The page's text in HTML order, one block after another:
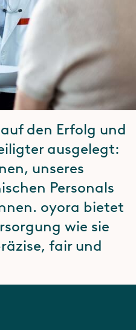
den Erfolg und
ausgelegt:
unseres
Personals
oyora bietet
wie sie
fair und